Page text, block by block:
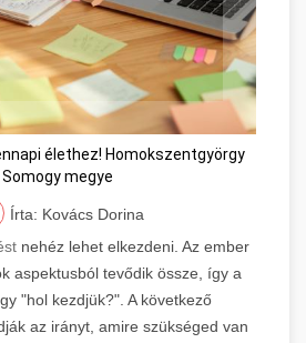
élethez! Homokszentgyörgy
Somogy megye
Írta: Kovács Dorina
nehéz lehet elkezdeni. Az ember
aspektusból tevődik össze, így a
"hol kezdjük?". A következő
az irányt, amire szükséged van